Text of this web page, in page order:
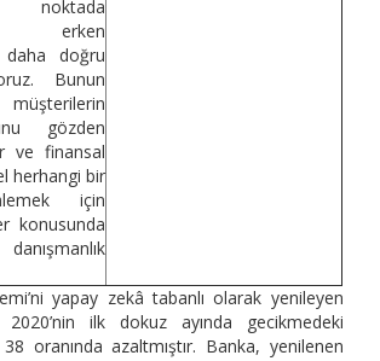
noktada
erken
doğru
Bunun
gözden
ve finansal
herhangi bir
için
konusunda
yapay zekâ tabanlı olarak yenileyen
ilk dokuz ayında gecikmedeki
oranında azaltmıştır. Banka, yenilenen